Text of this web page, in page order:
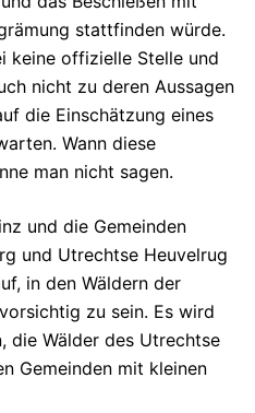
stattfinden würde.
keine offizielle Stelle und
nicht zu deren Aussagen
die Einschätzung eines
Wann diese
man nicht sagen.
und die Gemeinden
und Utrechtse Heuvelrug
in den Wäldern der
zu sein. Es wird
die Wälder des Utrechtse
Gemeinden mit kleinen